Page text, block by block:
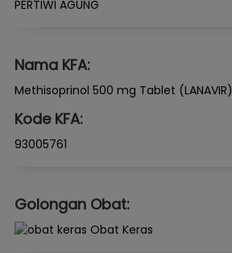
PERTIWI AGUNG
Nama KFA:
Methisoprinol 500 mg Tablet (LANAVIR)
Kode KFA:
93005761
Golongan Obat:
Obat Keras